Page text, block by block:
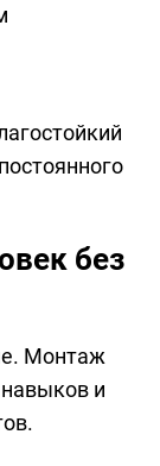
без
Монтаж
и